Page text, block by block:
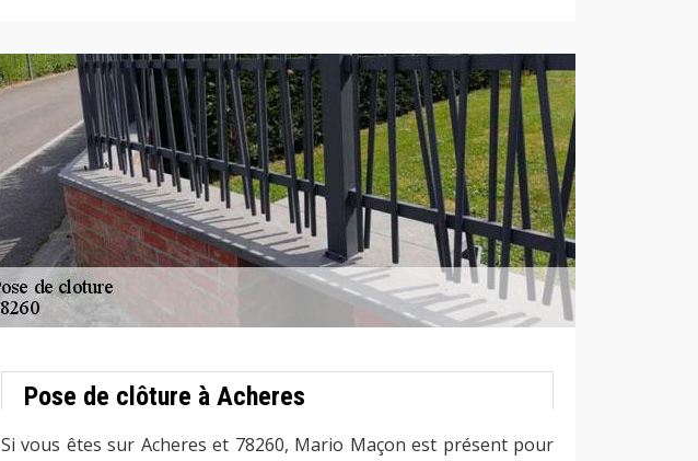
Pose de clôture à Acheres
Si vous êtes sur Acheres et 78260, Mario Maçon est présent pour